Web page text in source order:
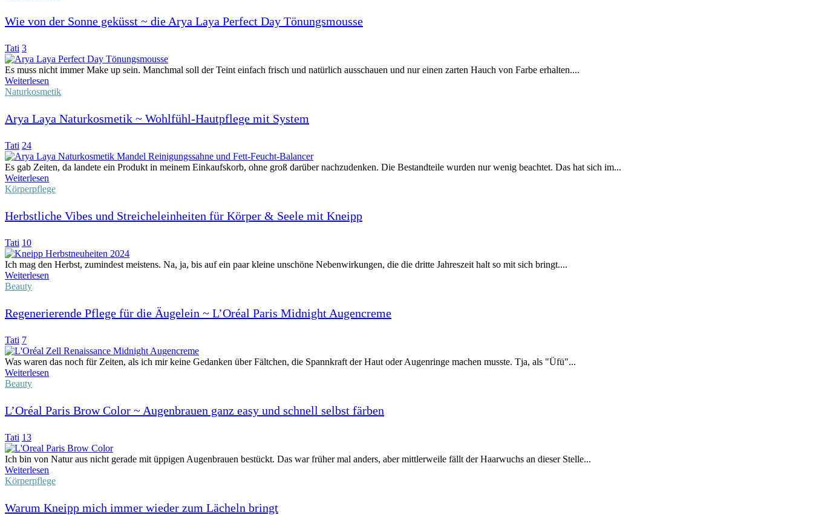
Wie von der Sonne geküsst ~ die Arya Laya Perfect Day Tönungsmousse
Tati 3
Es muss nicht immer Make up sein. Manchmal soll der Teint einfach frisch und natürlich ausschauen und nur einen zarten Hauch von Farbe erhalten....
Weiterlesen
Naturkosmetik
Arya Laya Naturkosmetik ~ Wohlfühl-Hautpflege mit System
Tati 24
Es gab Zeiten, da landete ein Produkt in meinem Einkaufskorb, ohne groß darüber nachzudenken. Die Bestandteile wurden nur wenig beachtet. Das hat sich im...
Weiterlesen
Körperpflege
Herbstliche Vibes und Streicheleinheiten für Körper & Seele mit Kneipp
Tati 10
Ich mag den Herbst, zumindest meistens. Na, ja, bis auf ein paar kleine unschöne Nebenwirkungen, die die dritte Jahreszeit halt so mit sich bringt....
Weiterlesen
Beauty
Regenerierende Pflege für die Äugelein ~ L’Oréal Paris Midnight Augencreme
Tati 7
Was waren das noch für Zeiten, als ich mir keine Gedanken über Fältchen, die Spannkraft der Haut oder Augenringe machen musste. Tja, als "Üfü"...
Weiterlesen
Beauty
L’Oréal Paris Brow Color ~ Augenbrauen ganz easy und schnell selbst färben
Tati 13
Ich bin von Natur aus nicht gerade mit üppigen Augenbrauen bestückt. Das war früher mal anders, aber mittlerweile fällt der Haarwuchs an dieser Stelle...
Weiterlesen
Körperpflege
Warum Kneipp mich immer wieder zum Lächeln bringt